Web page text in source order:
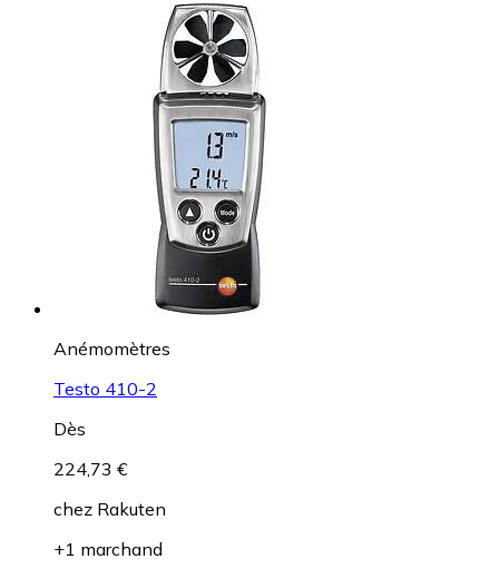
Anémomètres
Testo 410-2
Dès
224,73 €
chez Rakuten
+1 marchand